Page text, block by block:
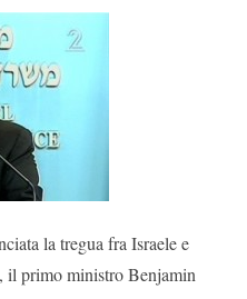
la tregua fra Israele e
il primo ministro Benjamin